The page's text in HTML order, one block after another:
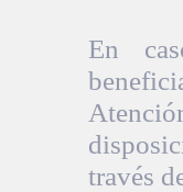
En
través